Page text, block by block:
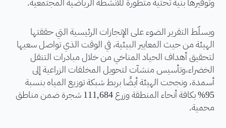
ويسلّط التقرير الضوء على الإنجازات الرئيسية التي حققتها
الهيئة من حيث المعايير البيئية، في الوقت الذي تواصل سعيها
لتحقيق أهداف الحياد المناخي من خلال مبادرات التنقل
الخضراء،وتأسيس منشآت لتحويل المخلفات الزراعية إلى
أسمدة، ونجحت الهيئة أيضًا بربط شبكة توزيع المياه بنسبة
95% بكافة أنحاء المنطقة وزرع 111,684 شجرة ضمن مناطق
محمية.